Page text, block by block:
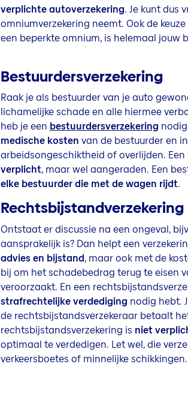
verplichte autoverzekering. Je kunt dus
omniumverzekering neemt. Ook de
een beperkte omnium, is helemaal jouw
Bestuurdersverzekering
Raak je als bestuurder van je auto
lichamelijke schade en alle hiermee
heb je een bestuurdersverzekering
medische kosten van de bestuurder en
arbeidsongeschiktheid of overlijden. Een
verplicht, maar wel aangeraden. Een
elke bestuurder die met de wagen rijdt.
Rechtsbijstandverzekering
Ontstaat er discussie na een ongeval,
aansprakelijk is? Dan helpt een
advies en bijstand, maar ook met de
bij om het schadebedrag terug te eisen
veroorzaakt. En een
strafrechtelijke verdediging nodig hebt.
de rechtsbijstandsverzekeraar betaalt
rechtsbijstandsverzekering is niet
optimaal te verdedigen. Let wel, die
verkeersboetes of minnelijke schikkingen.